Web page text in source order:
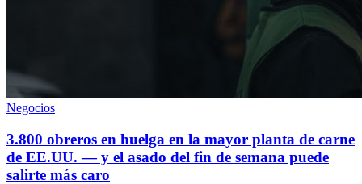
Negocios
3.800 obreros en huelga en la mayor planta de carne
de EE.UU. — y el asado del fin de semana puede
salirte más caro